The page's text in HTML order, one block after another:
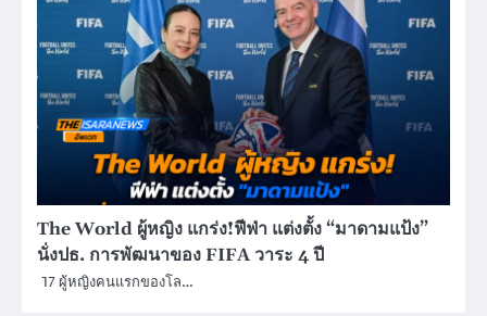
The World ผู้หญิง แกร่ง!ฟีฟ่า แต่งตั้ง “มาดามแป้ง”
นั่งปธ. การพัฒนาของ FIFA วาระ 4 ปี
17 ผู้หญิงคนแรกของโล…